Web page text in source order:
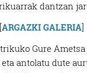
dantzan
[ARGAZKI GALERIA]
Gure
antolatu dute